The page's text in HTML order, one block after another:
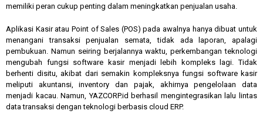
memiliki peran cukup penting dalam meningkatkan penjualan usaha.
Aplikasi Kasir atau Point of Sales (POS) pada awalnya hanya dibuat untuk
menangani transaksi penjualan semata, tidak ada laporan, apalagi
pembukuan. Namun seiring berjalannya waktu, perkembangan teknologi
mengubah fungsi software kasir menjadi lebih kompleks lagi. Tidak
berhenti disitu, akibat dari semakin kompleksnya fungsi software kasir
meliputi akuntansi, inventory dan pajak, akhirnya pengelolaan data
menjadi kacau. Namun, YAZCORP.id berhasil mengintegrasikan lalu lintas
data transaksi dengan teknologi berbasis cloud ERP.